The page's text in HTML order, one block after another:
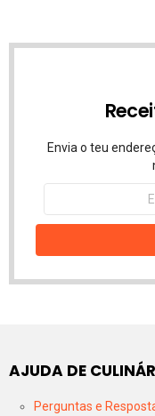
Envia o teu
Endereço
email
AJUDA DE
Perguntas e